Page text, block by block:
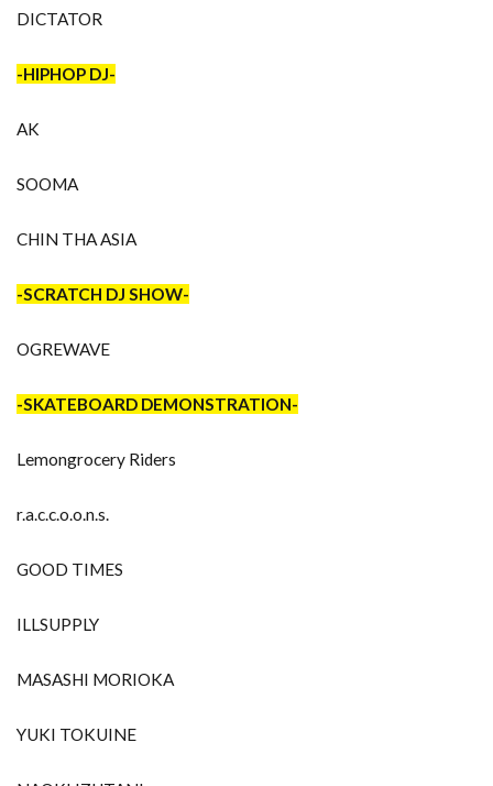
DICTATOR
-HIPHOP DJ-
AK
SOOMA
CHIN THA ASIA
-SCRATCH DJ SHOW-
OGREWAVE
-SKATEBOARD DEMONSTRATION-
Lemongrocery Riders
r.a.c.c.o.o.n.s.
GOOD TIMES
ILLSUPPLY
MASASHI MORIOKA
YUKI TOKUINE